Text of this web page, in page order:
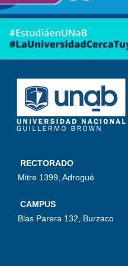
RECTORADO
Mitre 1399, Adrogué
CAMPUS
Blas Parera 132, Burzaco